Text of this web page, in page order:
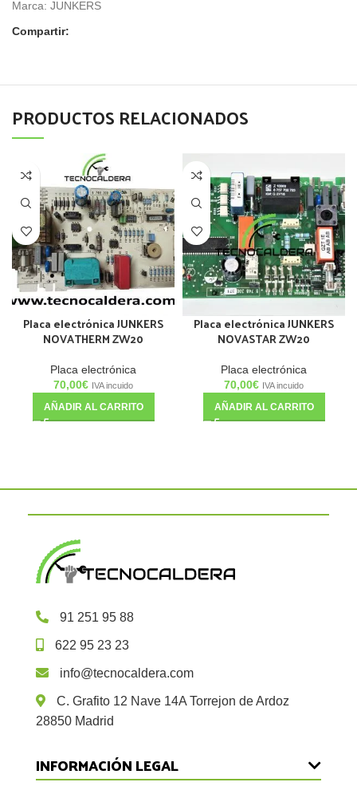
Marca: JUNKERS
Compartir:
PRODUCTOS RELACIONADOS
Placa electrónica JUNKERS
NOVATHERM ZW20
Placa electrónica
70,00€ IVA incuido
AÑADIR AL CARRITO
Placa electrónica JUNKERS
NOVASTAR ZW20
Placa electrónica
70,00€ IVA incuido
AÑADIR AL CARRITO
91 251 95 88
622 95 23 23
info@tecnocaldera.com
C. Grafito 12 Nave 14A Torrejon de Ardoz
28850 Madrid
INFORMACIÓN LEGAL